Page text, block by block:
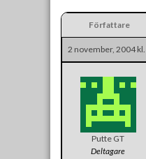
Författare
2 november, 2004
Putte GT
Deltagare